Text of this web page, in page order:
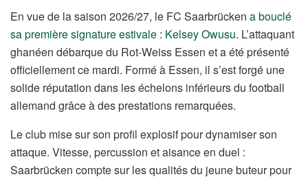
En vue de la saison 2026/27, le FC Saarbrücken a bouclé
sa première signature estivale : Kelsey Owusu. L’attaquant
ghanéen débarque du Rot-Weiss Essen et a été présenté
officiellement ce mardi. Formé à Essen, il s’est forgé une
solide réputation dans les échelons inférieurs du football
allemand grâce à des prestations remarquées.
Le club mise sur son profil explosif pour dynamiser son
attaque. Vitesse, percussion et aisance en duel :
Saarbrücken compte sur les qualités du jeune buteur pour